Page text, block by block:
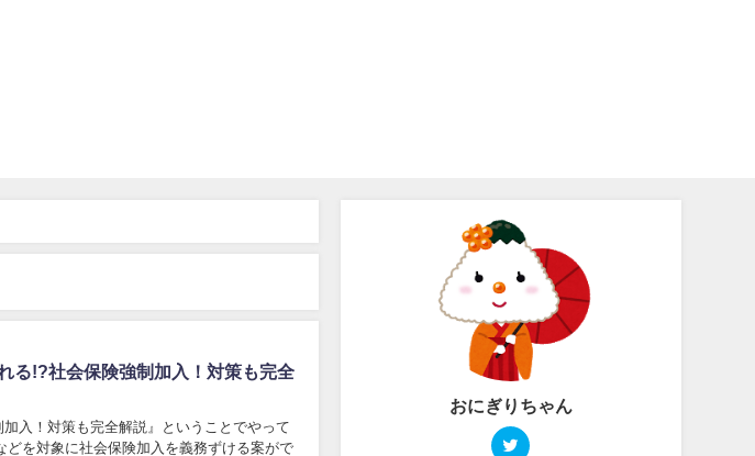
る!?社会保険強制加入！対策も完全
入！対策も完全解説』ということでやって
を対象に社会保険加入を義務ずける案がで
おにぎりちゃん